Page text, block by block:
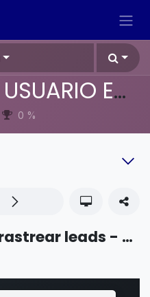
MANUALES DE USUARIO EN ESPAÑOL ODOO 19
0 %
CRM - Asignar y rastrear leads - Distribuidores